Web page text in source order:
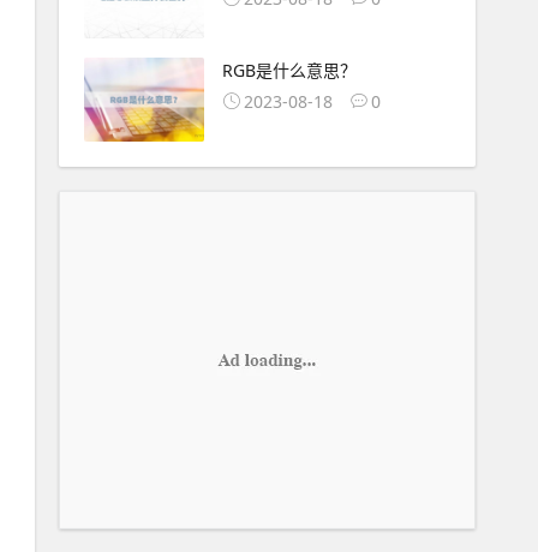
RGB是什么意思？
2023-08-18
0